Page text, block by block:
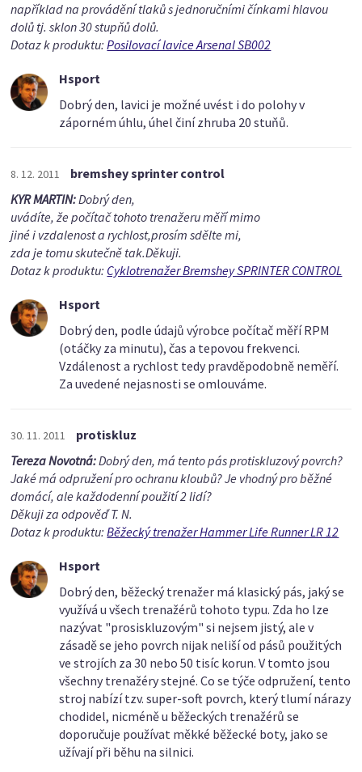
například na provádění tlaků s jednoručními čínkami hlavou
dolů tj. sklon 30 stupňů dolů.
Dotaz k produktu:Posilovací lavice Arsenal SB002
Hsport
Dobrý den, lavici je možné uvést i do polohy v
záporném úhlu, úhel činí zhruba 20 stuňů.
8. 12. 2011
bremshey sprinter control
KYR MARTIN:Dobrý den,
uvádíte, že počítač tohoto trenažeru měří mimo
jiné i vzdalenost a rychlost,prosím sdělte mi,
zda je tomu skutečně tak.Děkuji.
Dotaz k produktu: Cyklotrenažer Bremshey SPRINTER CONTROL
Hsport
Dobrý den, podle údajů výrobce počítač měří RPM
(otáčky za minutu), čas a tepovou frekvenci.
Vzdálenost a rychlost tedy pravděpodobně neměří.
Za uvedené nejasnosti se omlouváme.
30. 11. 2011
protiskluz
Tereza Novotná:Dobrý den, má tento pás protiskluzový povrch?
Jaké má odpružení pro ochranu kloubů? Je vhodný pro běžné
domácí, ale každodenní použití 2 lidí?
Děkuji za odpověď T. N.
Dotaz k produktu:Běžecký trenažer Hammer Life Runner LR 12
Hsport
Dobrý den, běžecký trenažer má klasický pás, jaký se
využívá u všech trenažérů tohoto typu. Zda ho lze
nazývat "prosiskluzovým" si nejsem jistý, ale v
zásadě se jeho povrch nijak neliší od pásů použitých
ve strojích za 30 nebo 50 tisíc korun. V tomto jsou
všechny trenažéry stejné. Co se týče odpružení, tento
stroj nabízí tzv. super-soft povrch, který tlumí nárazy
chodidel, nicméně u běžeckých trenažérů se
doporučuje používat měkké běžecké boty, jako se
užívají při běhu na silnici.